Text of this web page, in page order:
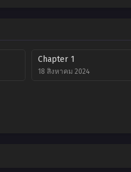
Chapter 1
18 สิงหาคม 2024